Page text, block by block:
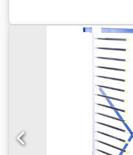
Aulagerohrlänge: 650
160 mm Lichte
Tragkraft: 400 kg